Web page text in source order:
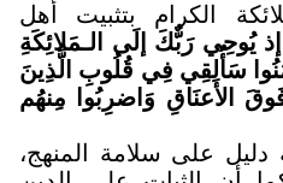
الكرام بتثبيت أهل
إذ يُوحِي رَبٌّكَ إلَى الـمَلائِكَةِ
سَأُلقِي فِي قُلُوبِ الَّذِينَ
الأَعنَاقِ وَاضرِبُوا مِنهُم
دليل على سلامة المنهج،